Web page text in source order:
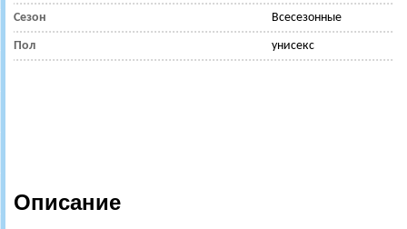
Сезон Всесезонные
Пол унисекс
Описание